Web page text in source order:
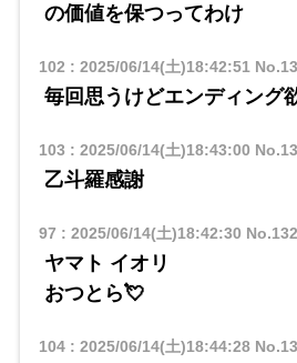
の価値を保つってわけ
102 : 2025/06/14(土)18:42:51
毎回思うけどエンディング
103 : 2025/06/14(土)18:43:00
乙斗羅感謝
97 : 2025/06/14(土)18:42:30
ヤマト イオリ
​​おつとら💘
104: 2025/06/14(土)18:44:28